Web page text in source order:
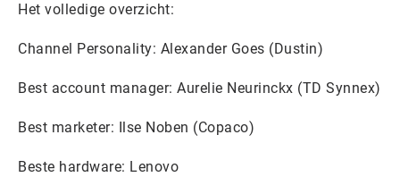
Het volledige overzicht:
Channel Personality: Alexander Goes (Dustin)
Best account manager: Aurelie Neurinckx (TD Synnex)
Best marketer: Ilse Noben (Copaco)
Beste hardware: Lenovo